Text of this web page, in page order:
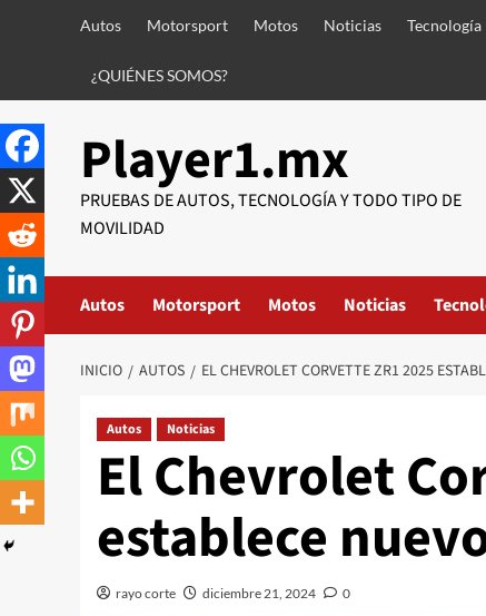
Autos Motorsport Motos Noticias Tecnología
¿QUIÉNES SOMOS?
Player1.mx
PRUEBAS DE AUTOS, TECNOLOGÍA Y TODO TIPO DE
MOVILIDAD
Autos Motorsport Motos Noticias
INICIO AUTOS EL CHEVROLET CORVETTE ZR1 2025
Autos Noticias
El Chevrolet
establece
rayo corte diciembre 21, 2024 0